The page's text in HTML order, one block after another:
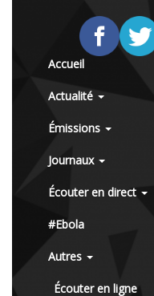
Accueil
Actualité
Émissions
Journaux
Écouter en direct
#Ebola
Autres
Écouter en ligne